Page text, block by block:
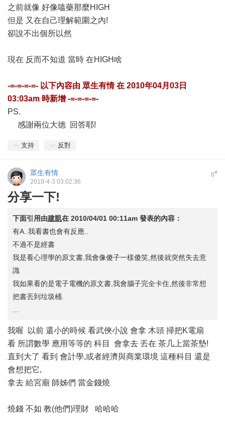
之前就像 好像嗑藥那麼HIGH
但是 又在自己理解範圍之內!
卻說不出個所以然
現在 反而不知道 當時 在HIGH啥
-=-=-=-=- 以下內容由 眾生有情在 2010年04月03日
03:03am 時新增 -=-=-=-=-
PS.
感謝兩位大德 回答耶!
支持 反對
6#
眾生有情
2010-4-3 03:02:36
分享一下!
下面引用由建凱在 2010/04/01 00:11am 發表的內容：
有A..我看書也會有反應..
不過不是經書
我是看心理學的原文書,我會像傻子一樣傻笑,然後就突然失去意
識
我如果看的是電子電機的原文書,我會腦子完全卡住,然後非常想
把書丟到垃圾桶.
我喔 以前 還小的時候 看武俠小說 會拿 木頭 掃把K電扇
看 所謂數學 應用等等的 科目 會拿去 丟在 茶几上當茶墊!
直到大了 看到 會計學,或者經濟與商業環境 這種科目 還是
會想把它,
拿去 給宮廟 師姊們 當金錢燒
燒錢 不如 教(他們)理財 哈哈哈